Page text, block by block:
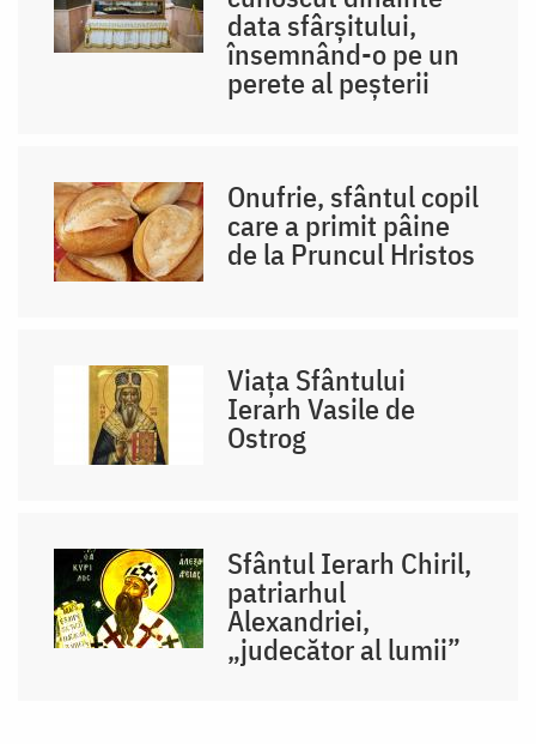
data sfârșitului,
însemnând-o pe un
perete al peșterii
Onufrie, sfântul copil
care a primit pâine
de la Pruncul Hristos
Viața Sfântului
Ierarh Vasile de
Ostrog
Sfântul Ierarh Chiril,
patriarhul
Alexandriei,
„judecător al lumii”